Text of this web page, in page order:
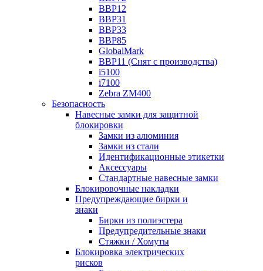
BBP12
BBP31
BBP33
BBP85
GlobalMark
BBP11 (Снят с производства)
i5100
i7100
Zebra ZM400
Безопасность
Навесные замки для защитной
блокировки
Замки из алюминия
Замки из стали
Идентификационные этикетки
Аксессуары
Стандартные навесные замки
Блокировочные накладки
Предупреждающие бирки и
знаки
Бирки из полиэстера
Предупредительные знаки
Стяжки / Хомуты
Блокировка электрических
рисков